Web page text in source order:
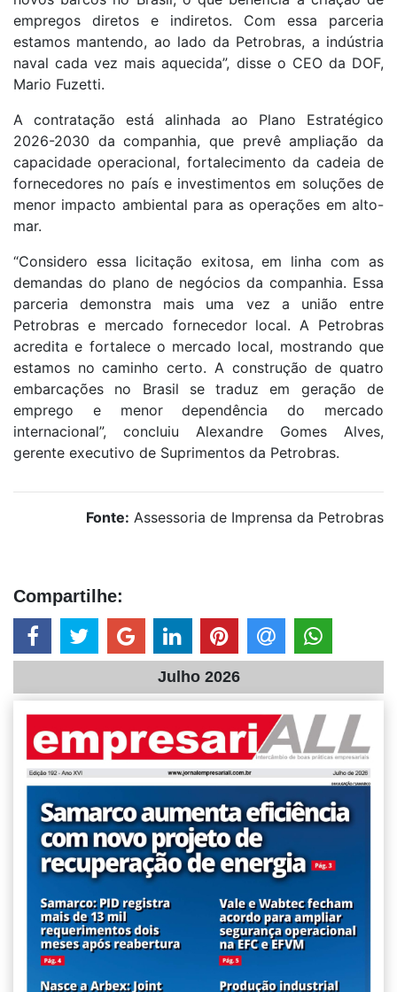
empregos diretos e indiretos. Com essa parceria
estamos mantendo, ao lado da Petrobras, a indústria
naval cada vez mais aquecida”, disse o CEO da DOF,
Mario Fuzetti.
A contratação está alinhada ao Plano Estratégico
2026-2030 da companhia, que prevê ampliação da
capacidade operacional, fortalecimento da cadeia de
fornecedores no país e investimentos em soluções de
menor impacto ambiental para as operações em alto-
mar.
“Considero essa licitação exitosa, em linha com as
demandas do plano de negócios da companhia. Essa
parceria demonstra mais uma vez a união entre
Petrobras e mercado fornecedor local. A Petrobras
acredita e fortalece o mercado local, mostrando que
estamos no caminho certo. A construção de quatro
embarcações no Brasil se traduz em geração de
emprego e menor dependência do mercado
internacional”, concluiu Alexandre Gomes Alves,
gerente executivo de Suprimentos da Petrobras.
Fonte: Assessoria de Imprensa da Petrobras
Compartilhe:
Julho 2026